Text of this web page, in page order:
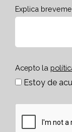
Explica
Acepto la
Estoy de